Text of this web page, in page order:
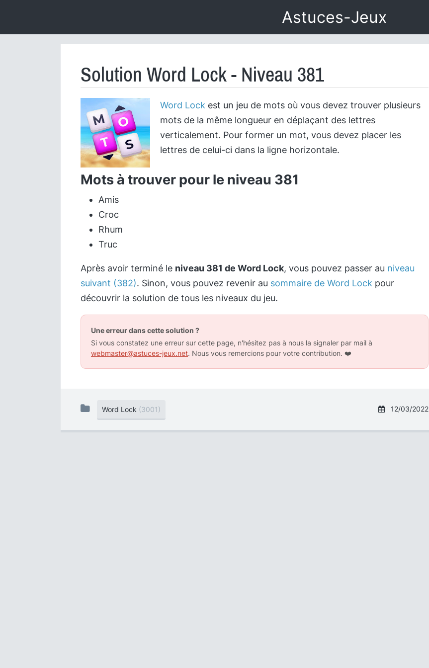
Astuces-Jeux
Solution Word Lock - Niveau 381
Word Lock est un jeu de mots où vous devez trouver plusieurs
mots de la même longueur en déplaçant des lettres
verticalement. Pour former un mot, vous devez placer les
lettres de celui-ci dans la ligne horizontale.
Mots à trouver pour le niveau 381
Amis
Croc
Rhum
Truc
Après avoir terminé le niveau 381 de Word Lock, vous pouvez passer au niveau
suivant (382). Sinon, vous pouvez revenir au sommaire de Word Lock pour
découvrir la solution de tous les niveaux du jeu.
Une erreur dans cette solution ?
Si vous constatez une erreur sur cette page, n'hésitez pas à nous la signaler par mail à
webmaster@astuces-jeux.net. Nous vous remercions pour votre contribution. ❤️
12/03/2022
Word Lock (3001)